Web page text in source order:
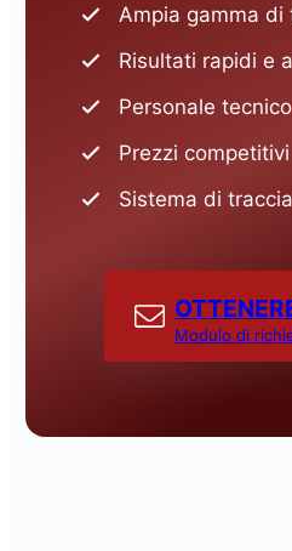
Ampia gamma di
Risultati rapidi e
Personale
Prezzi competitivi
Sistema di
Modulo di